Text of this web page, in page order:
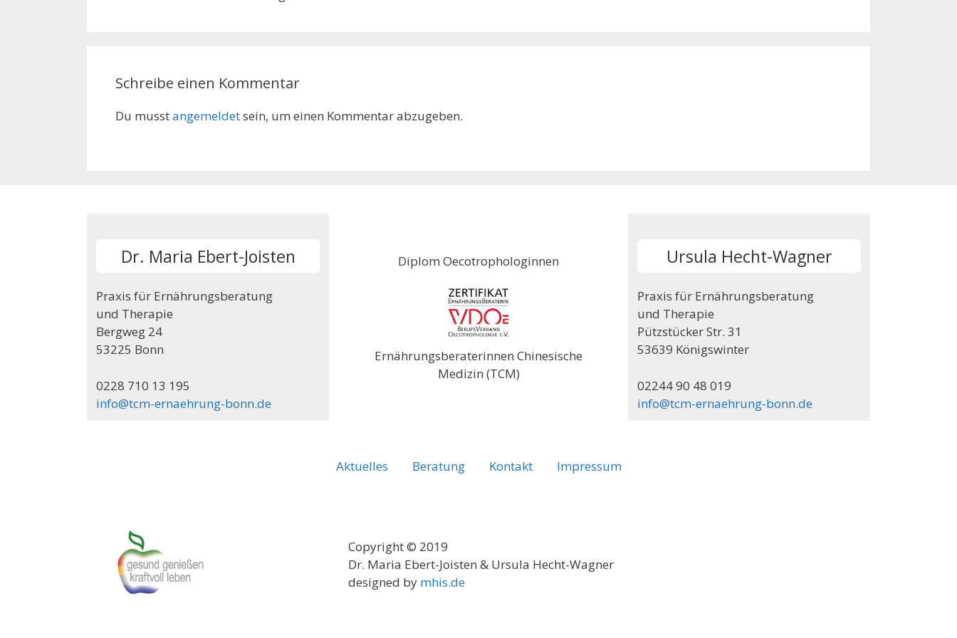
Schreibe einen Kommentar
Du musstangemeldetsein, um einen Kommentar abzugeben.
Dr. Maria Ebert-Joisten
Praxis für Ernährungsberatung
und Therapie
Bergweg 24
53225 Bonn
0228 710 13 195
info@tcm-ernaehrung-bonn.de
Diplom Oecotrophologinnen
Ernährungsberaterinnen Chinesische
Medizin (TCM)
Ursula Hecht-Wagner
Praxis für Ernährungsberatung
und Therapie
Pützstücker Str. 31
53639 Königswinter
02244 90 48 019
info@tcm-ernaehrung-bonn.de
Aktuelles Beratung Kontakt Impressum
Copyright © 2019
Dr. Maria Ebert-Joisten & Ursula Hecht-Wagner
designed by mhis.de